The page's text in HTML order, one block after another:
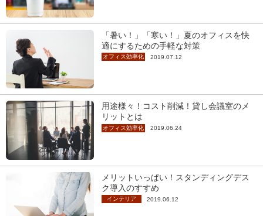
「暑い！」「寒い！」夏のオフィスを快
適にするための手軽な対策
オフィス効率化 2019.07.12
用途様々！コスト削減！貸し会議室のメ
リットとは
オフィス効率化 2019.06.24
メリットいっぱい！スタンディングデス
ク導入のすすめ
インテリア 2019.06.12